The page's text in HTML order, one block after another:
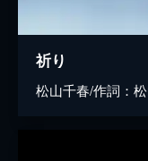
祈り
松山千春/作詞：